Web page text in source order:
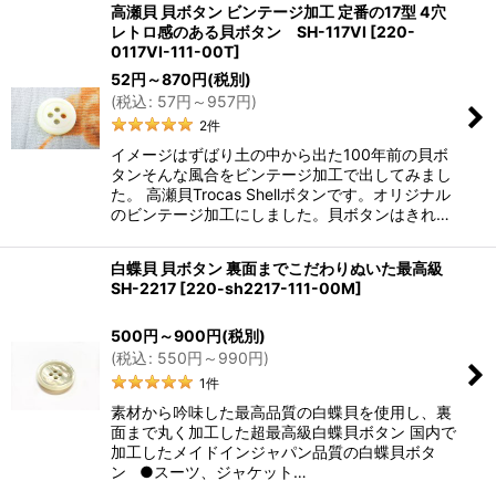
高瀬貝 貝ボタン ビンテージ加工 定番の17型 4穴
レトロ感のある貝ボタン SH-117VI [220-
0117VI-111-00T]
52円 ～870円(税別)
(税込: 57円 ～957円)
2件
イメージはずばり土の中から出た100年前の貝ボ
タンそんな風合をビンテージ加工で出してみまし
た。 高瀬貝Trocas Shellボタンです。オリジナル
のビンテージ加工にしました。貝ボタンはきれ…
白蝶貝 貝ボタン 裏面までこだわりぬいた最高級
SH-2217 [220-sh2217-111-00M]
500円 ～900円(税別)
(税込: 550円 ～990円)
1件
素材から吟味した最高品質の白蝶貝を使用し、裏
面まで丸く加工した超最高級白蝶貝ボタン 国内で
加工したメイドインジャパン品質の白蝶貝ボタ
ン ●スーツ、ジャケット…